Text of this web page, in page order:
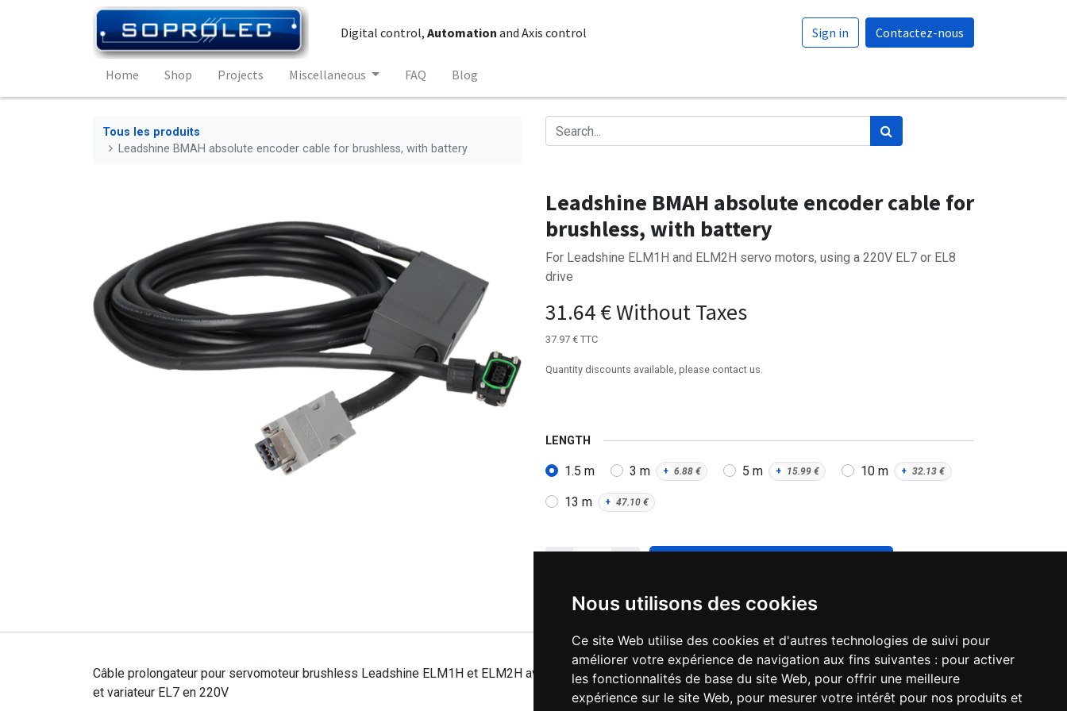
Nous utilisons des cookies
Ce site Web utilise des cookies et d'autres technologies de suivi pour
améliorer votre expérience de navigation aux fins suivantes : pour activer
les fonctionnalités de base du site Web, pour offrir une meilleure
expérience sur le site Web, pour mesurer votre intérêt pour nos produits et
Digital control,Automationand Axis control Sign in Contactez-nous
Home Shop Projects Miscellaneous FAQ Blog
Tous les produits
Leadshine BMAH absolute encoder cable for brushless, with battery
Leadshine BMAH absolute encoder cable for
brushless, with battery
For Leadshine ELM1H and ELM2H servo motors, using a 220V EL7 or EL8
drive
31.64€Without Taxes
37.97 € TTC
Quantity discounts available, please contact us.
LENGTH
1.5 m 3 m + 6.88 € 5 m + 15.99 € 10 m + 32.13 €
13 m + 47.10 €
Câble prolongateur pour servomoteur brushless Leadshine ELM1H et ELM2H avec fonction codeur absolu
et variateur EL7 en 220V